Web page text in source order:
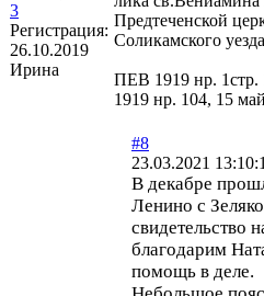
3
Регистрация:
26.10.2019
Ирина
Предтеченской
Соликамского
ПЕВ 1919 нр. 1стр.
1919 нр. 104, 15 май
#8
23.03.2021
В декабре
Ленино с
свидетельство
благодарим
помощь в деле.